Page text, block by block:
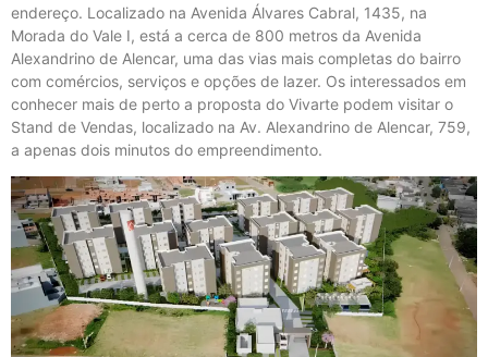
endereço. Localizado na Avenida Álvares Cabral, 1435, na
Morada do Vale I, está a cerca de 800 metros da Avenida
Alexandrino de Alencar, uma das vias mais completas do bairro
com comércios, serviços e opções de lazer. Os interessados em
conhecer mais de perto a proposta do Vivarte podem visitar o
Stand de Vendas, localizado na Av. Alexandrino de Alencar, 759,
a apenas dois minutos do empreendimento.